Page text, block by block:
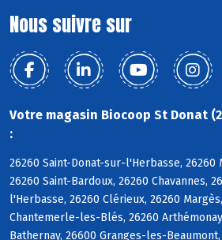
Nous suivre sur
Votre magasin Biocoop St Donat
:
26260 Saint-Donat-sur-l'Herbasse, 26260
26260 Saint-Bardoux, 26260 Chavannes,
l'Herbasse, 26260 Clérieux, 26260
Chantemerle-les-Blés, 26260
Bathernay, 26600 Granges-les-